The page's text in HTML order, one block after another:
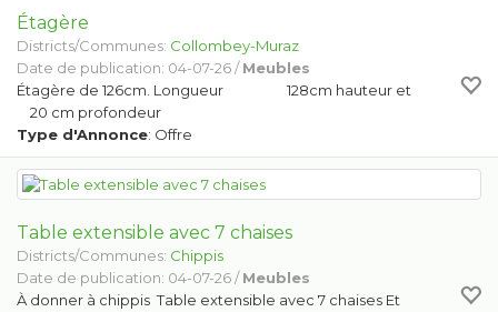
Étagère
Districts/Communes: Collombey-Muraz
Date de publication: 04-07-26 /Meubles
Étagère de 126cm. Longueur 128cm hauteur et
20 cm profondeur
Type d'Annonce: Offre
Table extensible avec 7 chaises
Districts/Communes: Chippis
Date de publication: 04-07-26 /Meubles
À donner à chippis Table extensible avec 7 chaises Et